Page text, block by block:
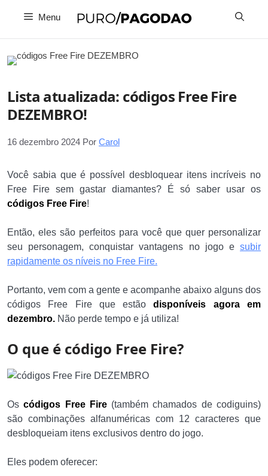
Menu
Lista atualizada: códigos Free Fire
DEZEMBRO!
16 dezembro 2024 Por Carol
Você sabia que é possível desbloquear itens incríveis no
Free Fire sem gastar diamantes? É só saber usar os
códigos Free Fire!
Então, eles são perfeitos para você que quer personalizar
seu personagem, conquistar vantagens no jogo e subir
rapidamente os níveis no Free Fire.
Portanto, vem com a gente e acompanhe abaixo alguns dos
códigos Free Fire que estãodisponíveis agora em
dezembro. Não perde tempo e já utiliza!
O que é código Free Fire?
Oscódigos Free Fire(também chamados de codiguins)
são combinações alfanuméricas com 12 caracteres que
desbloqueiam itens exclusivos dentro do jogo.
Eles podem oferecer: